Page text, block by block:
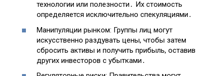
технологии или полезности․ Их стоимость
определяется исключительно спекуляциями․
Манипуляции рынком: Группы лиц могут
искусственно раздувать цены, чтобы затем
сбросить активы и получить прибыль, оставив
других инвесторов с убытками․